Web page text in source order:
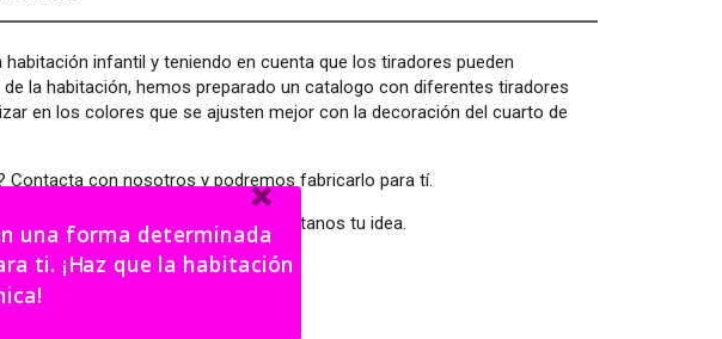
infantil y teniendo en cuenta que los tiradores pueden
la habitación, hemos preparado un catalogo con diferentes tiradores
en los colores que se ajusten mejor con la decoración del cuarto de
Contacta con nosotros y podremos fabricarlo para tí.
Si no encuentras el tuyo cuéntanos tu idea.
una forma determinada